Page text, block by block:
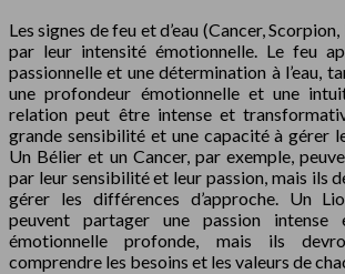
Les signes de feu et d’eau (Cancer,
par leur intensité émotionnelle. Le feu
passionnelle et une détermination à l’eau,
une profondeur émotionnelle et une
relation peut être intense et
grande sensibilité et une capacité à gérer
Un Bélier et un Cancer, par exemple,
par leur sensibilité et leur passion, mais ils
gérer les différences d’approche. Un
peuvent partager une passion intense
émotionnelle profonde, mais ils
comprendre les besoins et les valeurs de